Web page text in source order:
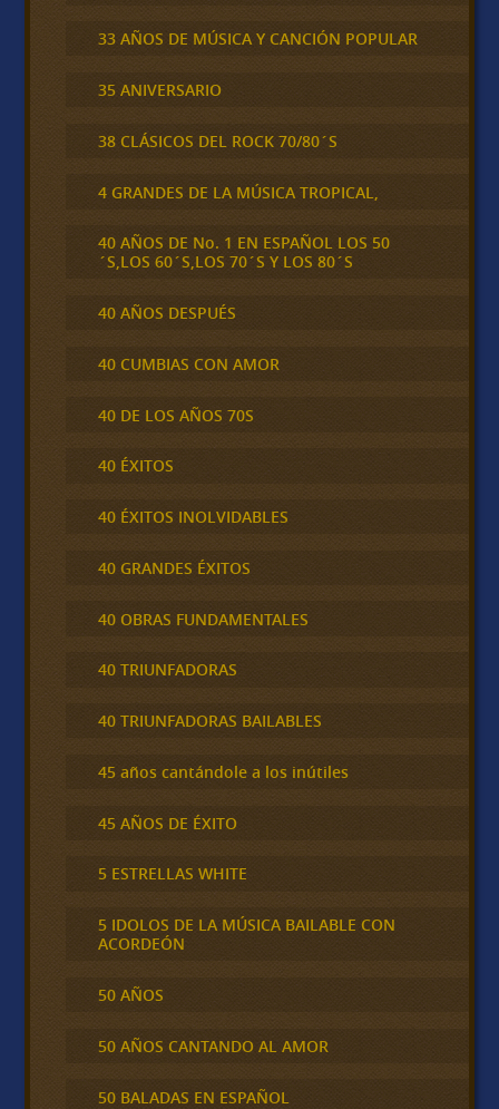
33 AÑOS DE MÚSICA Y CANCIÓN POPULAR
35 ANIVERSARIO
38 CLÁSICOS DEL ROCK 70/80´S
4 GRANDES DE LA MÚSICA TROPICAL,
40 AÑOS DE No. 1 EN ESPAÑOL LOS 50
´S,LOS 60´S,LOS 70´S Y LOS 80´S
40 AÑOS DESPUÉS
40 CUMBIAS CON AMOR
40 DE LOS AÑOS 70S
40 ÉXITOS
40 ÉXITOS INOLVIDABLES
40 GRANDES ÉXITOS
40 OBRAS FUNDAMENTALES
40 TRIUNFADORAS
40 TRIUNFADORAS BAILABLES
45 años cantándole a los inútiles
45 AÑOS DE ÉXITO
5 ESTRELLAS WHITE
5 IDOLOS DE LA MÚSICA BAILABLE CON
ACORDEÓN
50 AÑOS
50 AÑOS CANTANDO AL AMOR
50 BALADAS EN ESPAÑOL